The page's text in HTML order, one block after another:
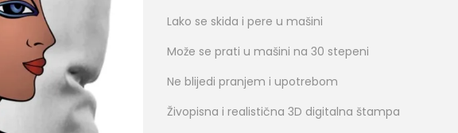
Lako se skida i pere u mašini
Može se prati u mašini na 30 stepeni
Ne blijedi pranjem i upotrebom
Živopisna i realistična 3D digitalna štampa